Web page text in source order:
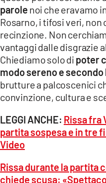
parole noi che eravamo
Rosarno, i tifosi veri, non
recinzione. Non
vantaggi dalle disgrazie
Chiediamo solo di poter
modo sereno e secondo
brutture a palcoscenici
convinzione, cultura e
LEGGI ANCHE: Rissa fra
partita sospesa e in tre
Video
Rissa durante la partita
chiede scusa: